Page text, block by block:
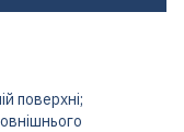
поверхні;